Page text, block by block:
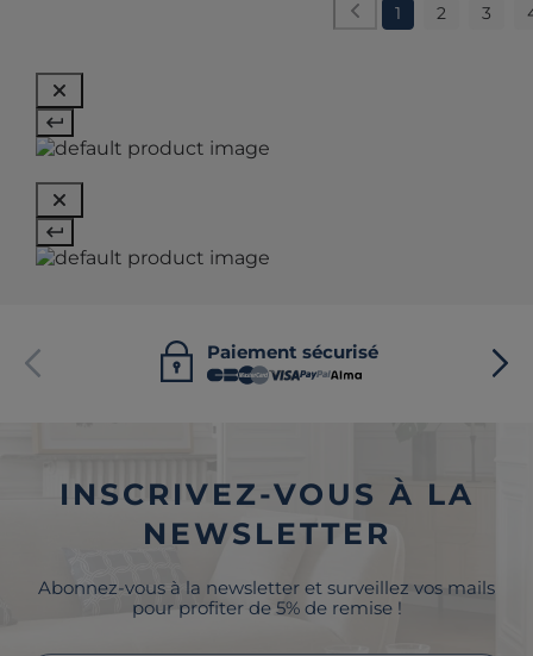
1 2 3
Paiement sécurisé
INSCRIVEZ-VOUS À LA
NEWSLETTER
Abonnez-vous à la newsletter et surveillez vos mails
pour profiter de 5% de remise !